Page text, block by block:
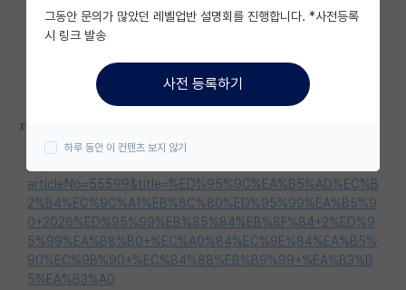
미국 유학 게시판
미국 대학원 합격 후기 게시판
대학원생 모집 게시판
연구실(PI) 홍보 게시판
석박사 채용 정보 게시판
임용 정보 게시판
학부 인턴 게시판
자세한 내용은 홈페이지를 참고해 주세요.
articleNo=55599&title=%ED%95%9C%EA%B5%AD%EC%B
2%B4%EC%9C%A1%EB%8C%80%ED%95%99%EA%B5%9
0+2026%ED%95%99%EB%85%84%EB%8F%84+2%ED%9
5%99%EA%B8%B0+%EC%A0%84%EC%9E%84%EA%B5%
90%EC%9B%90+%EC%B4%88%EB%B9%99+%EA%B3%B
5%EA%B3%A0
그동안 문의가 많았던 레벨업반 설명회를 진행합니다. *사전등록
시 링크 발송
사전 등록하기
하루 동안 이 컨텐츠 보지 않기